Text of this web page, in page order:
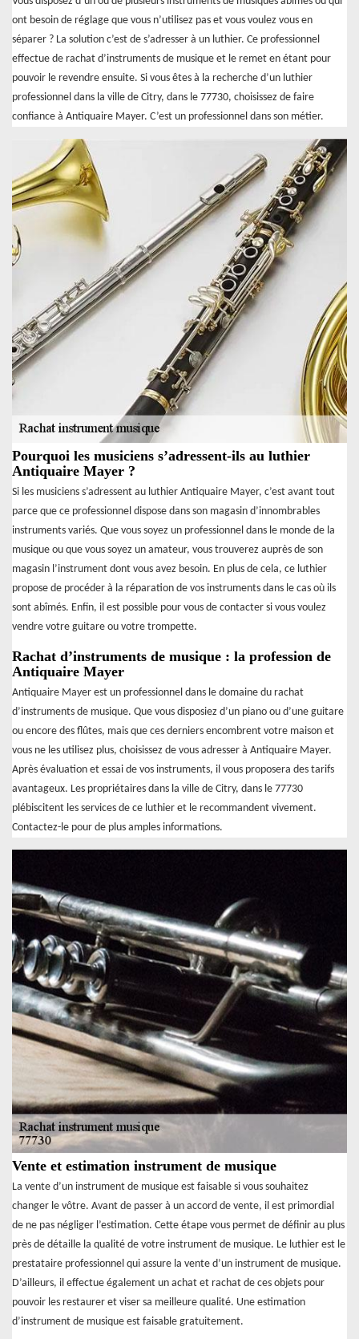
ont besoin de réglage que vous n’utilisez pas et vous voulez vous en
séparer ? La solution c’est de s’adresser à un luthier. Ce professionnel
effectue de rachat d’instruments de musique et le remet en étant pour
pouvoir le revendre ensuite. Si vous êtes à la recherche d’un luthier
professionnel dans la ville de Citry, dans le 77730, choisissez de faire
confiance à Antiquaire Mayer. C’est un professionnel dans son métier.
Pourquoi les musiciens s’adressent-ils au luthier
Antiquaire Mayer ?
Si les musiciens s’adressent au luthier Antiquaire Mayer, c’est avant tout
parce que ce professionnel dispose dans son magasin d’innombrables
instruments variés. Que vous soyez un professionnel dans le monde de la
musique ou que vous soyez un amateur, vous trouverez auprès de son
magasin l’instrument dont vous avez besoin. En plus de cela, ce luthier
propose de procéder à la réparation de vos instruments dans le cas où ils
sont abîmés. Enfin, il est possible pour vous de contacter si vous voulez
vendre votre guitare ou votre trompette.
Rachat d’instruments de musique : la profession de
Antiquaire Mayer
Antiquaire Mayer est un professionnel dans le domaine du rachat
d’instruments de musique. Que vous disposiez d’un piano ou d’une guitare
ou encore des flûtes, mais que ces derniers encombrent votre maison et
vous ne les utilisez plus, choisissez de vous adresser à Antiquaire Mayer.
Après évaluation et essai de vos instruments, il vous proposera des tarifs
avantageux. Les propriétaires dans la ville de Citry, dans le 77730
plébiscitent les services de ce luthier et le recommandent vivement.
Contactez-le pour de plus amples informations.
Vente et estimation instrument de musique
La vente d’un instrument de musique est faisable si vous souhaitez
changer le vôtre. Avant de passer à un accord de vente, il est primordial
de ne pas négliger l’estimation. Cette étape vous permet de définir au plus
près de détaille la qualité de votre instrument de musique. Le luthier est le
prestataire professionnel qui assure la vente d’un instrument de musique.
D’ailleurs, il effectue également un achat et rachat de ces objets pour
pouvoir les restaurer et viser sa meilleure qualité. Une estimation
d’instrument de musique est faisable gratuitement.